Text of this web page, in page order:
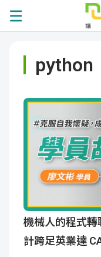
python
機械人的程式轉
計跨足英業達